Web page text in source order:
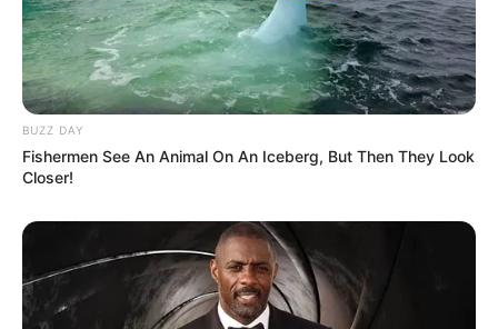
BUZZ DAY
Fishermen See An Animal On An Iceberg, But Then They Look
Closer!